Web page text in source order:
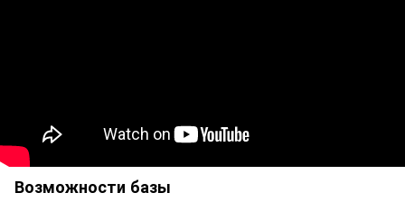
Возможности базы